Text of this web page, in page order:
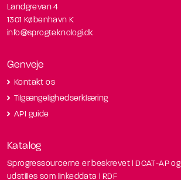
Landgreven 4
1301 København K
info@sprogteknologi.dk
Genveje
Kontakt os
Tilgængelighedserklæring
API guide
Katalog
Sprogressourcerne er beskrevet i DCAT-AP og
udstilles som linkeddata i RDF